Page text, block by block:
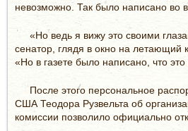
невозможно. Так было написано во
«Но ведь я вижу это своими
сенатор, глядя в окно на летающий
«Но в газете было написано, что
После этого персональное
США Теодора Рузвельта об
комиссии позволило официально